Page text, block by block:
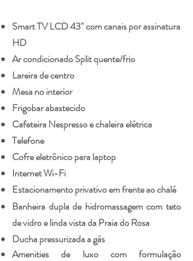
Smart TV LCD 43" com canais por assinatura
HD
Ar condicionado Split quente/frio
Lareira de centro
Mesa no interior
Frigobar abastecido
Cafeteira Nespresso e chaleira elétrica
Telefone
Cofre eletrônico para laptop
Internet Wi-Fi
Estacionamento privativo em frente ao chalé
Banheira dupla de hidromassagem com teto
de vidro e linda vista da Praia do Rosa
Ducha pressurizada a gás
Amenities de luxo com formulação